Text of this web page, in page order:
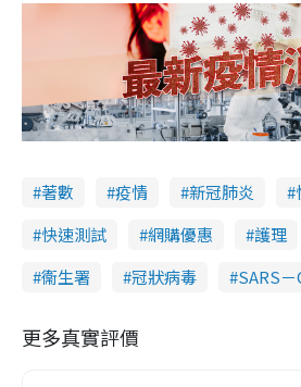
著數 疫情 新冠肺炎
快速測試
網購優惠 護理
衞生署
冠狀病毒 SARS
更多真實評價